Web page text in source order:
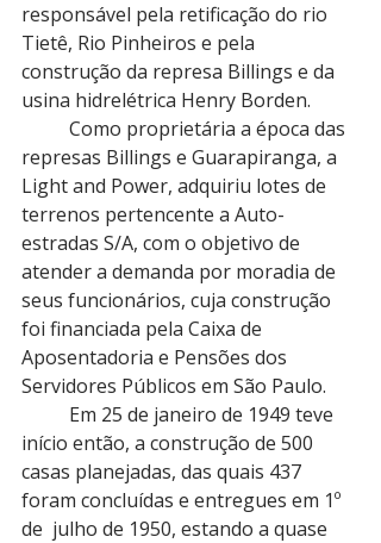
responsável pela retificação do rio
Tietê, Rio Pinheiros e pela
construção da represa Billings e da
usina hidrelétrica Henry Borden.
Como proprietária a época das
represas Billings e Guarapiranga, a
Light and Power, adquiriu lotes de
terrenos pertencente a Auto-
estradas S/A, com o objetivo de
atender a demanda por moradia de
seus funcionários, cuja construção
foi financiada pela Caixa de
Aposentadoria e Pensões dos
Servidores Públicos em São Paulo.
Em 25 de janeiro de 1949 teve
início então, a construção de 500
casas planejadas, das quais 437
foram concluídas e entregues em 1º
de  julho de 1950, estando a quase